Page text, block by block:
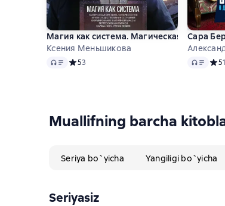
Магия как система. Магическая
Ксения Меньшикова
Audio Средний рейтинг 5 на основе 3 оценок
53
Сара
Audio 51
Muallifning barcha
Seriya bo`yicha Yangiligi bo`yicha
Seriyasiz